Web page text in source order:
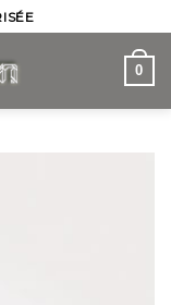
0